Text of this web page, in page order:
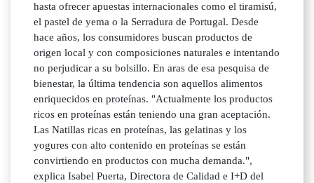
hasta ofrecer apuestas internacionales como el tiramisú,
el pastel de yema o la Serradura de Portugal. Desde
hace años, los consumidores buscan productos de
origen local y con composiciones naturales e intentando
no perjudicar a su bolsillo. En aras de esa pesquisa de
bienestar, la última tendencia son aquellos alimentos
enriquecidos en proteínas. "Actualmente los productos
ricos en proteínas están teniendo una gran aceptación.
Las Natillas ricas en proteínas, las gelatinas y los
yogures con alto contenido en proteínas se están
convirtiendo en productos con mucha demanda.",
explica Isabel Puerta, Directora de Calidad e I+D del